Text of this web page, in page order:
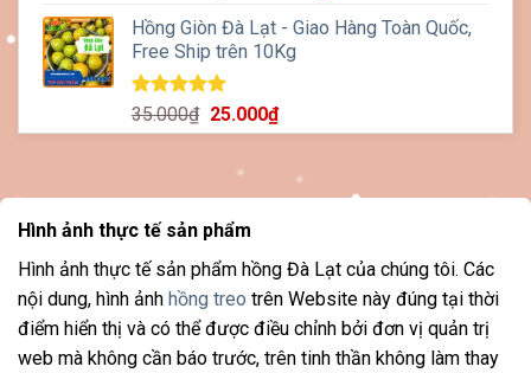
là:
2.750.000₫.
tại
Hồng Giòn Đà Lạt - Giao Hàng Toàn Quốc,
Free Ship trên 10Kg
Được xếp
hạng5.00
35.000₫ Giá
gốc
25.000₫Giá
hiện
Hình ảnh thực tế sản phẩm
Hình ảnh thực tế sản phẩm hồng Đà Lạt của chúng tôi. Các
nội dung, hình ảnh hồng treo trên Website này đúng tại thời
điểm hiển thị và có thể được điều chỉnh bởi đơn vị quản trị
web mà không cần báo trước, trên tinh thần không làm thay